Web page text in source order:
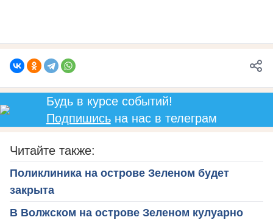
Будь в курсе событий!
Подпишисьна нас в телеграм
Читайте также:
Поликлиника на острове Зеленом будет
закрыта
В Волжском на острове Зеленом кулуарно